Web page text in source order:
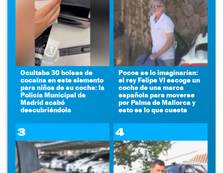
Ocultaba 30 bolsas de
cocaína en este elemento
para niños de su coche: la
Policía Municipal de
Madrid acabó
descubriéndola
Pocos se lo imaginarían:
el rey Felipe VI escoge un
coche de una marca
española para moverse
por Palma de Mallorca y
esto es lo que cuesta
3 4